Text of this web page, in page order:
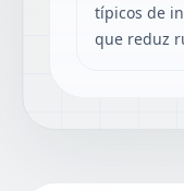
típicos de
que reduz